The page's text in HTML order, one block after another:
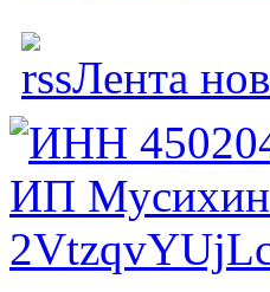
Лента